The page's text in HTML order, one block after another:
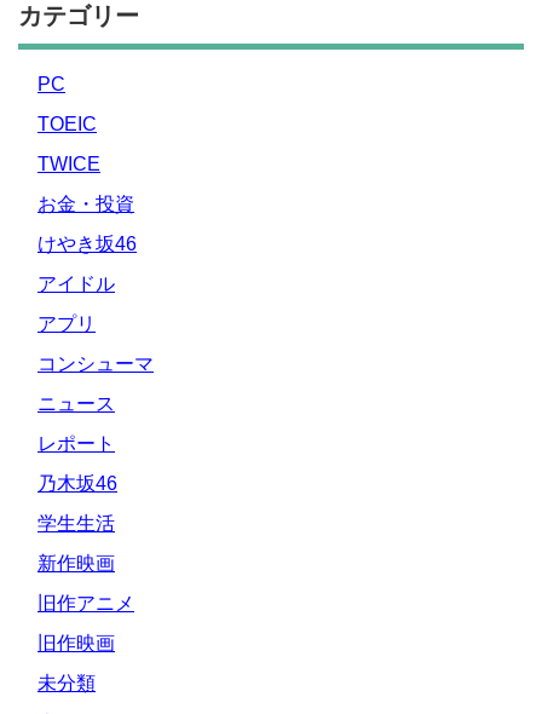
カテゴリー
PC
TOEIC
TWICE
お金・投資
けやき坂46
アイドル
アプリ
コンシューマ
ニュース
レポート
乃木坂46
学生生活
新作映画
旧作アニメ
旧作映画
未分類